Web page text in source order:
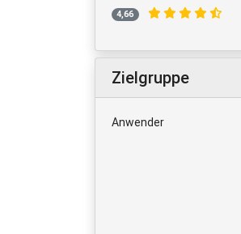
4,66
Zielgruppe
Anwender